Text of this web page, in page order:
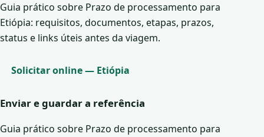
Guia prático sobre Prazo de processamento para
Etiópia: requisitos, documentos, etapas, prazos,
status e links úteis antes da viagem.
Solicitar online — Etiópia
Enviar e guardar a referência
Guia prático sobre Prazo de processamento para